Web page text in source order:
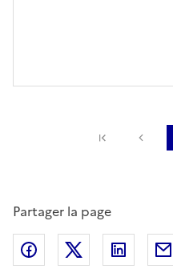
Première
Partager la page
Partager sur Facebook
Partager